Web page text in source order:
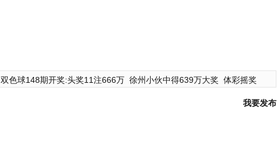
双色球148期开奖:头奖11注666万 徐州小伙中得639万大奖 体彩摇奖
我要发布